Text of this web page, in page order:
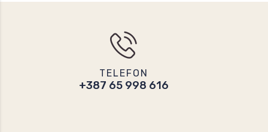
TELEFON
+387 65 998 616